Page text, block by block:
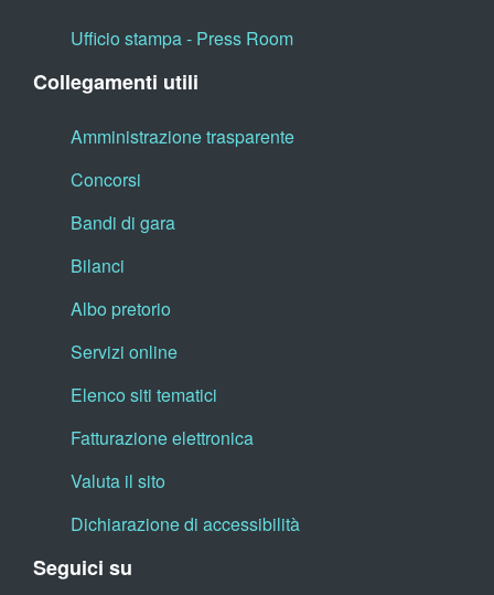
Ufficio stampa - Press Room
Collegamenti utili
Amministrazione trasparente
Concorsi
Bandi di gara
Bilanci
Albo pretorio
Servizi online
Elenco siti tematici
Fatturazione elettronica
Valuta il sito
Dichiarazione di accessibilità
Seguici su